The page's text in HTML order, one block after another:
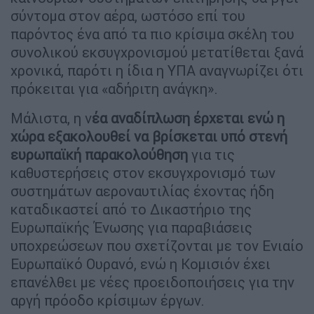
σύντομα στον αέρα, ωστόσο επί του
παρόντος ένα από τα πιο κρίσιμα σκέλη του
συνολικού εκσυγχρονισμού μετατίθεται ξανά
χρονικά, παρότι η ίδια η ΥΠΑ αναγνωρίζει ότι
πρόκειται για «αδήριτη ανάγκη».
Μάλιστα, η νέα αναδίπλωση έρχεται ενώ η
χώρα εξακολουθεί να βρίσκεται υπό στενή
ευρωπαϊκή παρακολούθηση για τις
καθυστερήσεις στον εκσυγχρονισμό των
συστημάτων αεροναυτιλίας έχοντας ήδη
καταδικαστεί από το Δικαστήριο της
Ευρωπαϊκής Ένωσης για παραβιάσεις
υποχρεώσεων που σχετίζονται με τον Ενιαίο
Ευρωπαϊκό Ουρανό, ενώ η Κομισιόν έχει
επανέλθει με νέες προειδοποιήσεις για την
αργή πρόοδο κρίσιμων έργων.